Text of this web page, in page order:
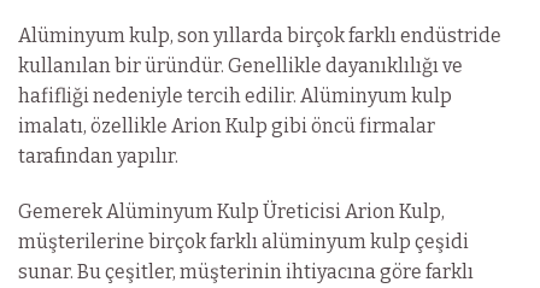
Alüminyum kulp, son yıllarda birçok farklı endüstride
kullanılan bir üründür. Genellikle dayanıklılığı ve
hafifliği nedeniyle tercih edilir. Alüminyum kulp
imalatı, özellikle Arion Kulp gibi öncü firmalar
tarafından yapılır.
Gemerek Alüminyum Kulp Üreticisi Arion Kulp,
müşterilerine birçok farklı alüminyum kulp çeşidi
sunar. Bu çeşitler, müşterinin ihtiyacına göre farklı